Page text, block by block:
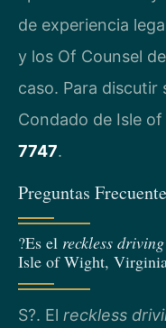
de experiencia
y los Of Counsel
caso. Para discutir
Condado de Isle
7747.
Preguntas
?Es el reckless driving
Isle of Wight,
S?. El reckless